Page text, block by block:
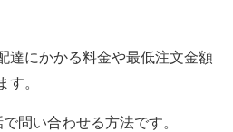
達にかかる料金や最低注文金額
す。
問い合わせる方法です。